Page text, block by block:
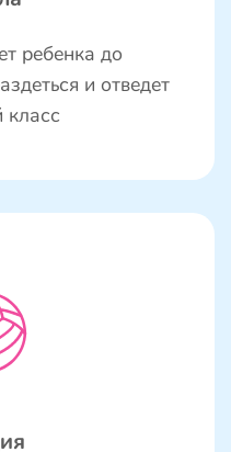
ребенка до
и отведет
класс